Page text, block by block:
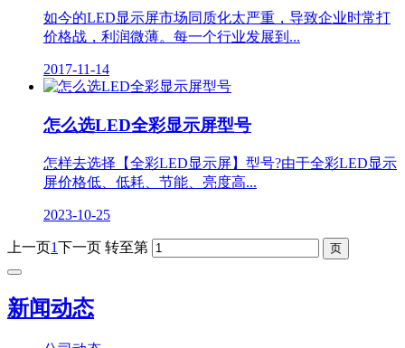
如今的LED显示屏市场同质化太严重，导致企业时常打
价格战，利润微薄。每一个行业发展到...
2017-11-14
怎么选LED全彩显示屏型号
怎样去选择【全彩LED显示屏​】型号?由于全彩LED显示
屏价格低、低耗、节能、亮度高...
2023-10-25
上一页1下一页 转至第
新闻动态